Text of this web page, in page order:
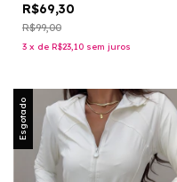
R$69,30
R$99,00
3 x de R$23,10 sem juros
Esgotado